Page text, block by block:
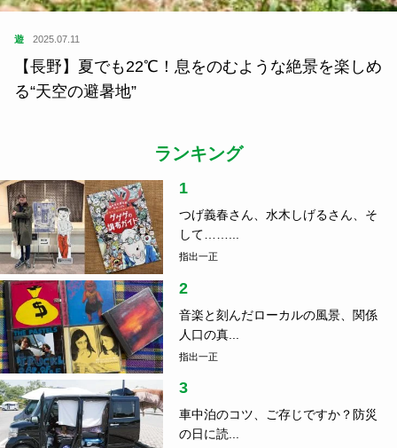
遊 2025.07.11
【長野】夏でも22℃！息をのむような絶景を楽しめ
る“天空の避暑地”
ランキング
1
つげ義春さん、水木しげるさん、そ
して……...
指出一正
2
音楽と刻んだローカルの風景、関係
人口の真...
指出一正
3
車中泊のコツ、ご存じですか？防災
の日に読...